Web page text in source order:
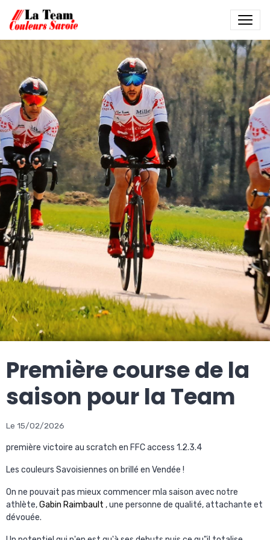
Première course de la
saison pour la Team
Le 15/02/2026
première victoire au scratch en FFC access 1.2.3.4
Les couleurs Savoisiennes on brillé en Vendée !
On ne pouvait pas mieux commencer mla saison avec notre
athlète,Gabin Raimbault , une personne de qualité, attachante et
dévouée.